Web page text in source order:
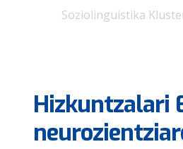
Soziolinguistika
Hizkuntzalari